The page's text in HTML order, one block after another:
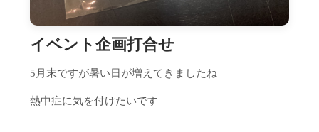
イベント企画打合せ
5月末ですが暑い日が増えてきましたね
熱中症に気を付けたいです